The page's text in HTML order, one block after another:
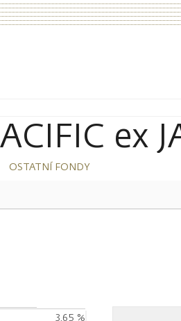
ex
OSTATNÍ FONDY
3,65 %